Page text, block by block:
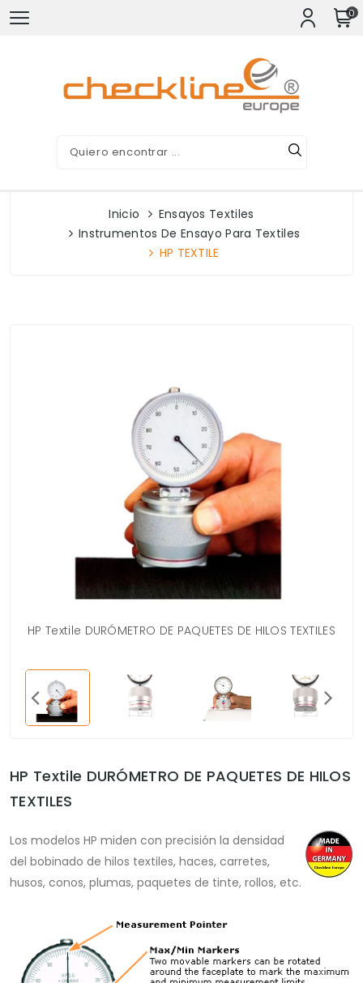
0
Inicio
Ensayos Textiles
Instrumentos De Ensayo Para Textiles
HP TEXTILE
HP Textile DURÓMETRO DE PAQUETES DE HILOS TEXTILES
HP Textile DURÓMETRO DE PAQUETES DE HILOS
TEXTILES
Los modelos HP miden con precisión la densidad
del bobinado de hilos textiles, haces, carretes,
husos, conos, plumas, paquetes de tinte, rollos, etc.